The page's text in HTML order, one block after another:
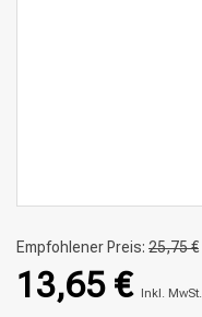
Empfohlener Preis: 25,75 €
13,65 € Inkl. MwSt.